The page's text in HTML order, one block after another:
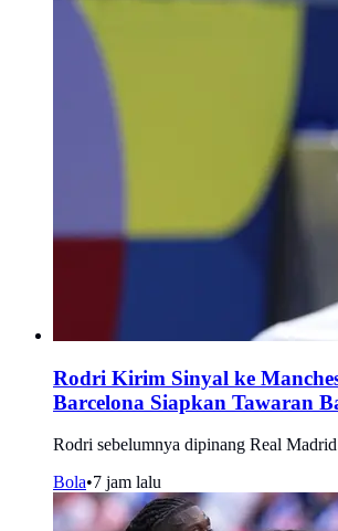
Rodri Kirim Sinyal ke
Barcelona Siapkan Tawaran
Rodri sebelumnya dipinang Real
Bola•7 jam lalu